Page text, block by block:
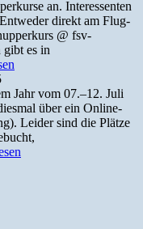
an. Inter­essen­ten
direkt am Flug­
@ fsv-
gibt es in
Jahr vom 07.–12. Juli
über ein Online-
Lei­der sind die Plätze